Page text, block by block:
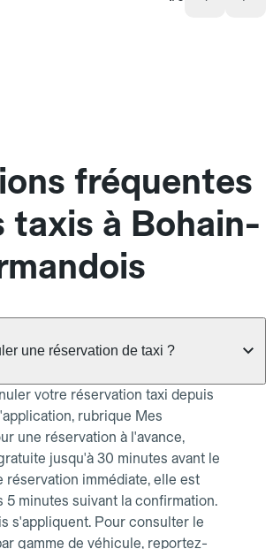
fréquentes
taxis à Bohain-
une réservation de taxi ?
votre réservation taxi depuis
rubrique Mes
une réservation à l'avance,
jusqu'à 30 minutes avant le
réservation immédiate, elle est
5 minutes suivant la confirmation.
s'appliquent. Pour consulter le
gamme de véhicule, reportez-